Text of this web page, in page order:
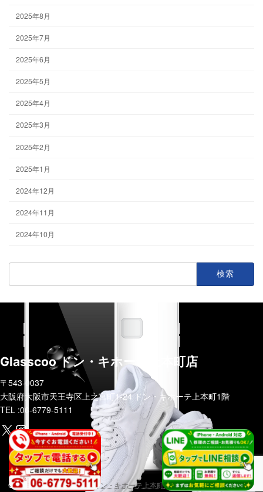
2025年8月
2025年7月
2025年6月
2025年5月
2025年4月
2025年3月
2025年2月
2025年1月
2024年12月
2024年11月
2024年10月
検
Glasscoo ドン・キホーテ上本町店
〒543-0037
大阪府大阪市天王寺区上之宮町1-24 ドン・キホーテ上本町1階
TEL :06-6779-5111
https://x.com/glasscoo_x?s=21&t=zzF5CsobGsWVhiFLuIBoxg
Instagram
COPYRIGHT (C)Glasscoo ドン・キホーテ上本町店ALL RIGHTS RESERVED.